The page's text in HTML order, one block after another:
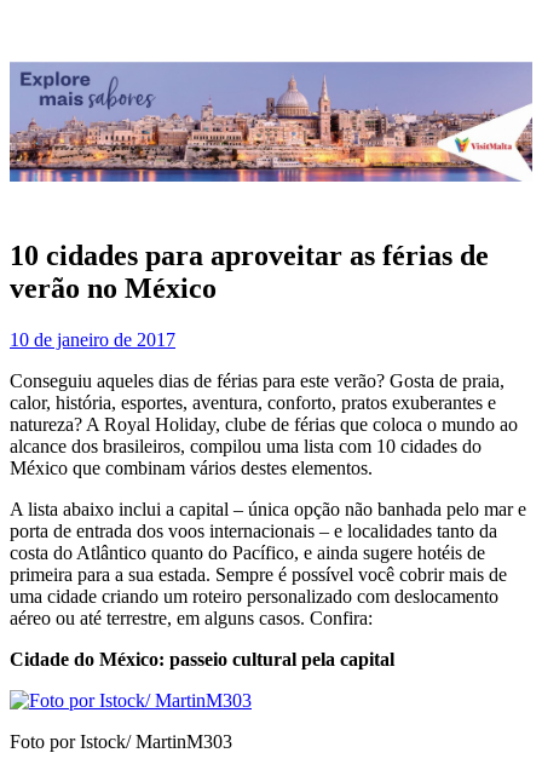
10 cidades para aproveitar as férias de
verão no México
10 de janeiro de 2017
Conseguiu aqueles dias de férias para este verão? Gosta de praia,
calor, história, esportes, aventura, conforto, pratos exuberantes e
natureza? A Royal Holiday, clube de férias que coloca o mundo ao
alcance dos brasileiros, compilou uma lista com 10 cidades do
México que combinam vários destes elementos.
A lista abaixo inclui a capital – única opção não banhada pelo mar e
porta de entrada dos voos internacionais – e localidades tanto da
costa do Atlântico quanto do Pacífico, e ainda sugere hotéis de
primeira para a sua estada. Sempre é possível você cobrir mais de
uma cidade criando um roteiro personalizado com deslocamento
aéreo ou até terrestre, em alguns casos. Confira:
Cidade do México: passeio cultural pela capital
Foto por Istock/ MartinM303